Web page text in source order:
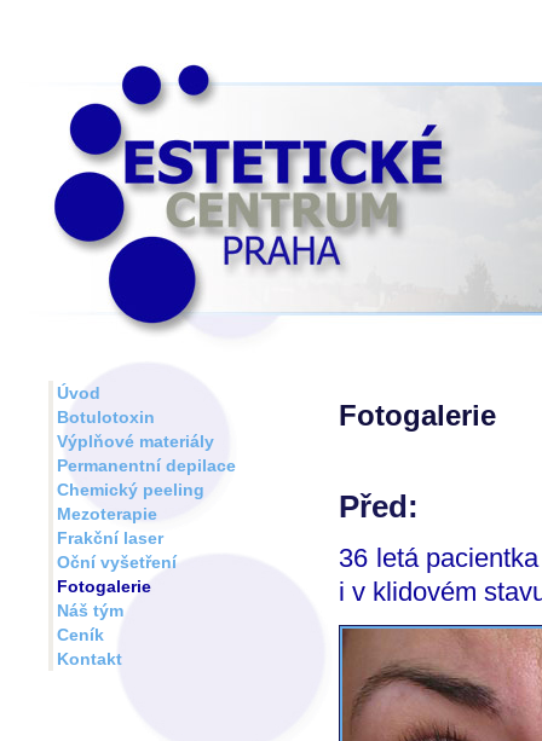
Úvod
Botulotoxin
Výplňové materiály
Permanentní depilace
Chemický peeling
Mezoterapie
Frakční laser
Oční vyšetření
Fotogalerie
Náš tým
Ceník
Kontakt
Fotogalerie
Před:
36 letá
i v klidovém